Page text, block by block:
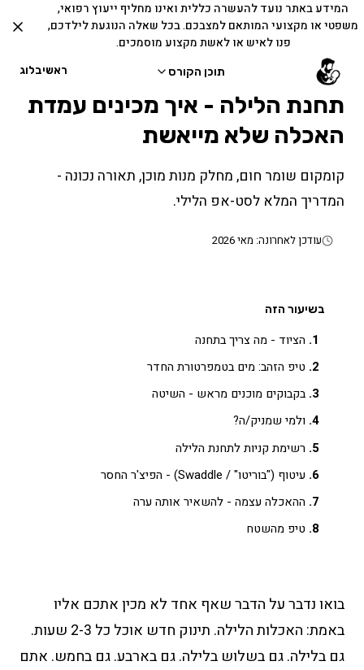
המידע באתר נועד להעשרה כללית ואינו מחליף ייעוץ רפואי,
משפטי או מקצועי המותאם למצבכם. בכל שאלה הנוגעת לילדכם,
פנו לאיש או לאשת מקצוע מוסמכים.
תוכן הקורס ראשיבלוג
תחנת הלילה - איך מכינים עמדת
האכלה שלא מייאשת
קומקום שומר חום, מחלק מנות מוכן, תאורה נכונה -
המדריך המלא לסט-אפ הלילי.
עודכן לאחרונה: מאי 2026
בשיעור הזה
הציוד - מה צריך בתחנה
טיפ הזהב: מים בטמפרטורת החדר
בקבוקים מוכנים מראש - השיטה
ולמי שמניק/ה?
רשימת קניות לתחנת הלילה
עיטוף ("בוריטו" / Swaddle) - הפיצ'ר החסר
ההאכלה עצמה - להשאיר אותה ערה
טיפ מהשטח
בואו נדבר על הדבר שאף אחד לא מכין אתכם אליו
באמת: האכלות הלילה. תינוק חדש אוכל כל 2-3 שעות.
גם בלילה. גם בשלוש בלילה. גם בארבע. גם בחמש. אתם